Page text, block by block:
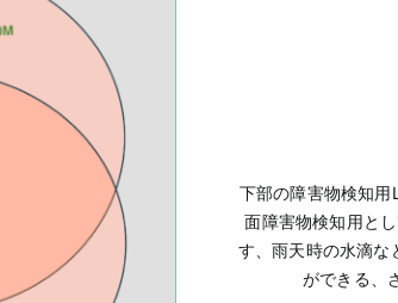
下部の障害物検知
面障害物検知用と
す、雨天時の水滴な
ができる、